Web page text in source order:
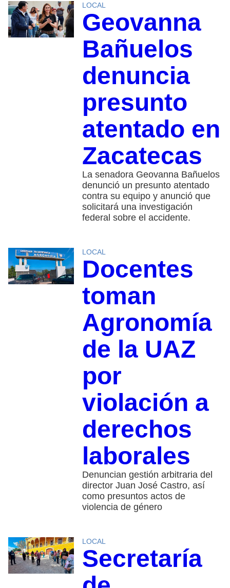
LOCAL
Geovanna
Bañuelos
denuncia
presunto
atentado en
Zacatecas
La senadora Geovanna Bañuelos
denunció un presunto atentado
contra su equipo y anunció que
solicitará una investigación
federal sobre el accidente.
LOCAL
Docentes
toman
Agronomía
de la UAZ
por
violación a
derechos
laborales
Denuncian gestión arbitraria del
director Juan José Castro, así
como presuntos actos de
violencia de género
LOCAL
Secretaría